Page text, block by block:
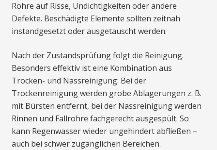
Rohre auf Risse, Undichtigkeiten oder andere
Defekte. Beschädigte Elemente sollten zeitnah
instandgesetzt oder ausgetauscht werden.
Nach der Zustandsprüfung folgt die Reinigung.
Besonders effektiv ist eine Kombination aus
Trocken- und Nassreinigung: Bei der
Trockenreinigung werden grobe Ablagerungen z. B.
mit Bürsten entfernt, bei der Nassreinigung werden
Rinnen und Fallrohre fachgerecht ausgespült. So
kann Regenwasser wieder ungehindert abfließen –
auch bei schwer zugänglichen Bereichen.